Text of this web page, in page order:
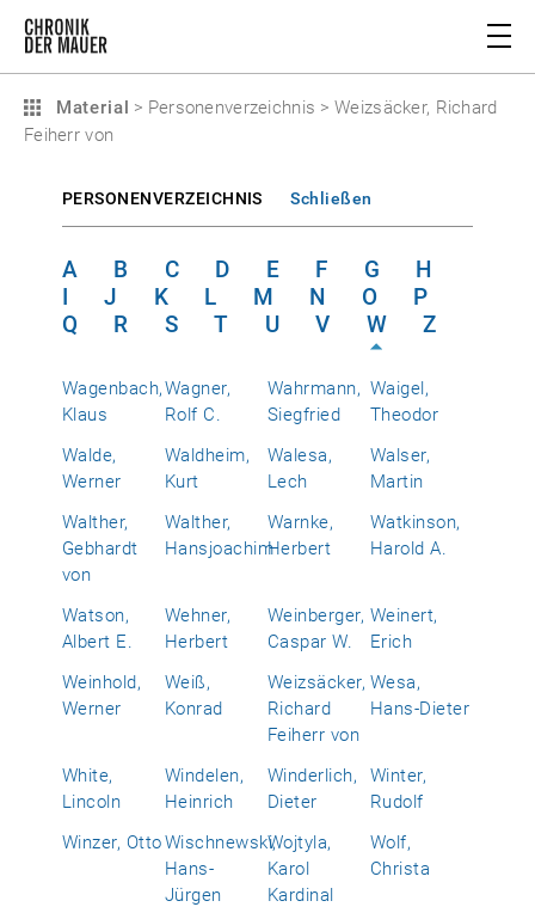
Material > Personenverzeichnis > Weizsäcker, Richard
Feiherr von
PERSONENVERZEICHNIS Schließen
A B C D E F G
H
I
J K L M N O
P
Q
R S T U V W Z
Wagenbach,
Klaus
Wagner,
Rolf C.
Wahrmann,
Siegfried
Waigel,
Theodor
Walde,
Werner
Waldheim,
Kurt
Walesa,
Lech
Walser,
Martin
Walther,
Gebhardt
von
Walther,
Hansjoachim
Warnke,
Herbert
Watkinson,
Harold A.
Watson,
Albert E.
Wehner,
Herbert
Weinberger,
Caspar W.
Weinert,
Erich
Weinhold,
Werner
Weiß,
Konrad
Weizsäcker,
Richard
Feiherr von
Wesa,
Hans-Dieter
White,
Lincoln
Windelen,
Heinrich
Winderlich,
Dieter
Winter,
Rudolf
Winzer, OttoWischnewski,
Hans-
Jürgen
Wojtyla,
Karol
Kardinal
Wolf,
Christa